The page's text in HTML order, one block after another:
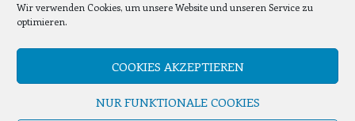
Wir verwenden Cookies, um unsere Website und unseren Service zu
optimieren.
COOKIES AKZEPTIEREN
NUR FUNKTIONALE COOKIES
HinweisEs sind keine anstehenden Veranstaltungen vorhanden.